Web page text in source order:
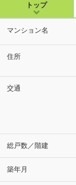
トップ
マンション名
住所
交通
総戸数／階建
築年月